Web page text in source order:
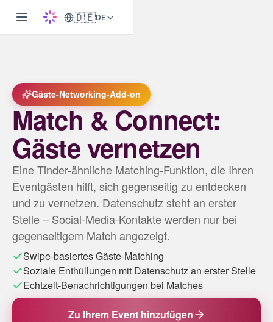
🇩🇪DE
Gäste-Networking-Add-on
Match & Connect:
Gäste vernetzen
Eine Tinder-ähnliche Matching-Funktion, die Ihren
Eventgästen hilft, sich gegenseitig zu entdecken
und zu vernetzen. Datenschutz steht an erster
Stelle – Social-Media-Kontakte werden nur bei
gegenseitigem Match angezeigt.
Swipe-basiertes Gäste-Matching
Soziale Enthüllungen mit Datenschutz an erster Stelle
Echtzeit-Benachrichtigungen bei Matches
Zu Ihrem Event hinzufügen